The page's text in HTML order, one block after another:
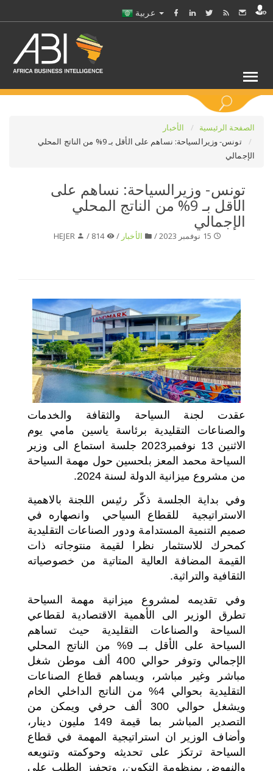
الصفحة الرئيسية
الأخبار
تونس- وزيرالسياحة: نساهم على الأقل بـ 9% من الناتج المحلي
الإجمالي
تونس- وزيرالسياحة: نساهم على
الأقل بـ 9% من الناتج المحلي
الإجمالي
الأخبار /
814 /
HEJER
عقدت لجنة السياحة والثقافة والخدمات
والصناعات التقليدية برئاسة ياسين مامي يوم
الاثنين 13 نوفمبر2023 جلسة استماع الى وزير
السياحة محمد المعز بلحسين حول مهمة السياحة
من مشروع ميزانية الدولة لسنة 2024.
وفي بداية الجلسة ذكّر رئيس اللجنة بالاهمية
الاستراتيجية للقطاع السياحي وانصهاره في
صميم التنمية المستدامة ودور الصناعات التقليدية
كمحرك للاستثمار نظرا لقيمة منتوجاته ذات
القيمة المضافة العالية المتاتية من خصوصياته
الثقافية والتراثية.
وفي تقديمه لمشروع ميزانية مهمة السياحة
تطرق الوزير الى الأهمية الاقتصادية لقطاعي
السياحة والصناعات التقليدية حيث تساهم
السياحة على الأقل بــ 9% من الناتج المحلي
الإجمالي وتوفر حوالي 400 ألف موطن شغل
مباشر وغير مباشر، ويساهم قطاع الصناعات
التقليدية بحوالي 4% من الناتج الداخلي الخام
ويشغل حوالي 300 ألف حرفي ويمكن من
التصدير المباشر بما قيمة 149 مليون دينار،
وأضاف الوزير ان استراتيجية المهمة في قطاع
السياحة ترتكز على تحديثه وحوكمته وتنويعه
والنهوض بمنظومة التكوين، وتحفيز الطلب على